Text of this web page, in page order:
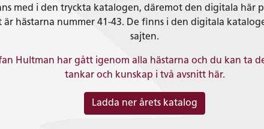
med i den tryckta katalogen, däremot den digitala här
är hästarna nummer 41-43. De finns i den digitala
sajten.
Hultman har gått igenom alla hästarna och du kan ta
tankar och kunskap i två avsnitt här.
Ladda ner årets katalog